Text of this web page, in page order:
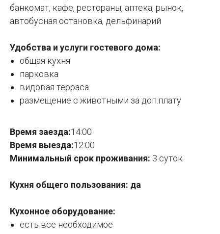
банкомат, кафе, рестораны, аптека, рынок,
автобусная остановка, дельфинарий
Удобства и услуги гостевого дома:
общая кухня
парковка
видовая терраса
размещение с животными за доп.плату
Время заезда:14:00
Время выезда:12:00
Минимальный срок проживания: 3 суток
Кухня общего пользования: да
Кухонное оборудование:
есть все необходимое